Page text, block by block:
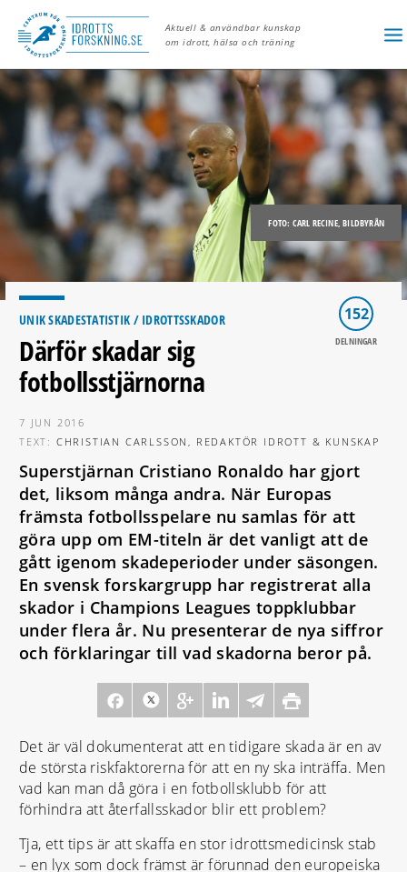
Aktuell & användbar kunskap
om idrott, hälsa och träning
FOTO: CARL RECINE, BILDBYRÅN
152
DELNINGAR
UNIK SKADESTATISTIK / IDROTTSSKADOR
Därför skadar sig
fotbollsstjärnorna
7 JUN 2016
TEXT: CHRISTIAN CARLSSON, REDAKTÖR IDROTT & KUNSKAP
Superstjärnan Cristiano Ronaldo har gjort
det, liksom många andra. När Europas
främsta fotbollsspelare nu samlas för att
göra upp om EM-titeln är det vanligt att de
gått igenom skadeperioder under säsongen.
En svensk forskargrupp har registrerat alla
skador i Champions Leagues toppklubbar
under flera år. Nu presenterar de nya siffror
och förklaringar till vad skadorna beror på.
Det är väl dokumenterat att en tidigare skada är en av
de största riskfaktorerna för att en ny ska inträffa. Men
vad kan man då göra i en fotbollsklubb för att
förhindra att återfallsskador blir ett problem?
Tja, ett tips är att skaffa en stor idrottsmedicinsk stab
– en lyx som dock främst är förunnad den europeiska